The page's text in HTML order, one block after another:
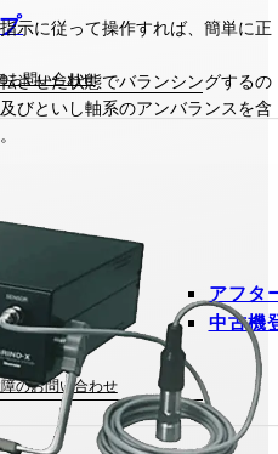
お問い合わせ
のお問い合わせ
アフタ
中古機
示に従って操作すれば、簡単に正
させた状態でバランシングするの
びといし軸系のアンバランスを含